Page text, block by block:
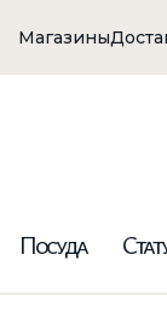
Магазины
Посуда